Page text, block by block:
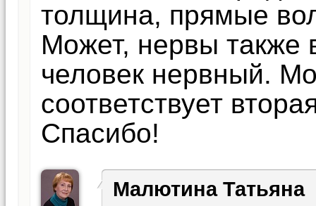
толщина, прямые
Может, нервы также
человек нервный.
соответствует
Спасибо!
Малютина Татьяна